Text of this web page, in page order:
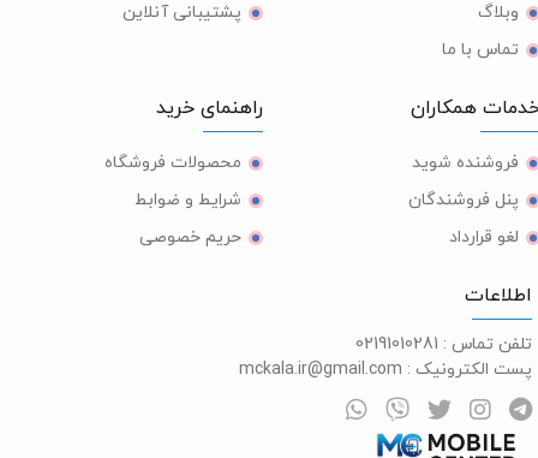
وبلاگ
تماس با ما
پشتیبانی آنلاین
همکاران
فروشنده شوید
پنل فروشندگان
لغو قرارداد
راهنمای خرید
محصولات فروشگاه
شرایط و ضوابط
حریم خصوصی
تماس : 02191010281
الکترونیک : mckala.ir@gmail.com